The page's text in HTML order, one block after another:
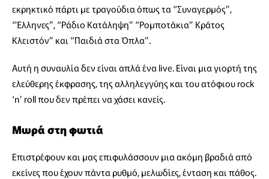
εκρηκτικό πάρτι με τραγούδια όπως τα “Συναγερμός”,
“Έλληνες”, “Ράδιο Κατάληψη” “Ρομποτάκια” Κράτος
Κλειστόν” και “Παιδιά στα Όπλα”.
Αυτή η συναυλία δεν είναι απλά ένα live. Είναι μια γιορτή της
ελεύθερης έκφρασης, της αλληλεγγύης και του ατόφιου rock
‘n’ roll που δεν πρέπει να χάσει κανείς.
Μωρά στη φωτιά
Επιστρέφουν και μας επιφυλάσσουν μια ακόμη βραδιά από
εκείνες που έχουν πάντα ρυθμό, μελωδίες, ένταση και πάθος.